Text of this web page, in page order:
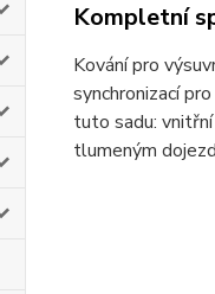
Kompletní
Kování pro
synchronizací
tuto sadu:
tlumeným